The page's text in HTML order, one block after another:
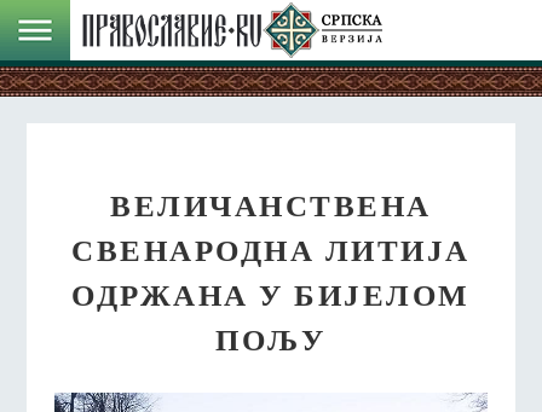
ВЕЛИЧАНСТВЕНА
СВЕНАРОДНА ЛИТИЈА
ОДРЖАНА У БИЈЕЛОМ
ПОЉУ